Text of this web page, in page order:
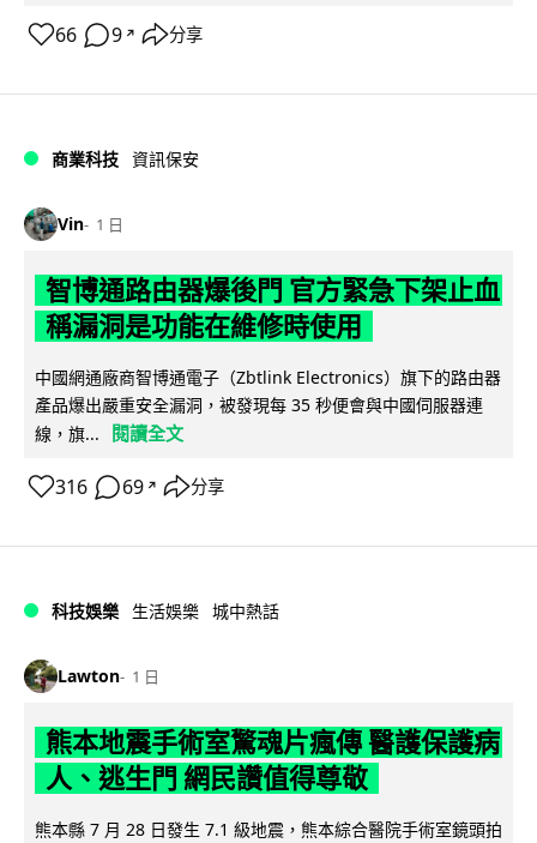
66 9 ↗ 分享
商業科技 資訊保安
Vin 1 日
智博通路由器爆後門 官方緊急下架止血
稱漏洞是功能在維修時使用
中國網通廠商智博通電子（Zbtlink Electronics）旗下的路由器
產品爆出嚴重安全漏洞，被發現每 35 秒便會與中國伺服器連
線，旗...
閱讀全文
316 69 ↗ 分享
科技娛樂 生活娛樂 城中熱話
Lawton 1 日
熊本地震手術室驚魂片瘋傳 醫護保護病
人、逃生門 網民讚值得尊敬
熊本縣 7 月 28 日發生 7.1 級地震，熊本綜合醫院手術室鏡頭拍